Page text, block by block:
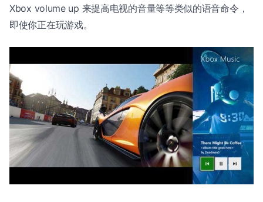
Xbox volume up 来提高电视的音量等等类似的语音命令，
即使你正在玩游戏。